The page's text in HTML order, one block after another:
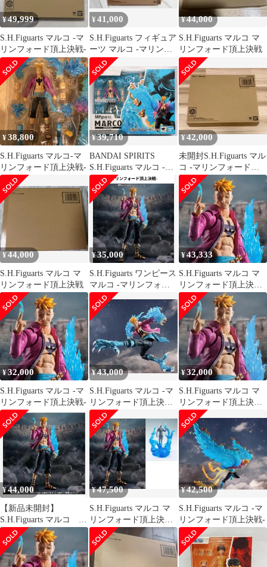
¥ 49,999
S.H.Figuarts マルコ -マ
リンフォード頂上決戦-
¥41,000
S.H.Figuarts フィギュア
ーツ マルコ -マリンフ
ォード頂上決戦-
¥44,000
S.H.Figuarts マルコ マ
リンフォード頂上決戦
¥38,800
S.H.Figuarts マルコ-マ
リンフォード頂上決戦-
¥39,710
BANDAI SPIRITS
S.H.Figuarts マルコ -マ
リンフォード頂上決戦-
¥42,000
未開封S.H.Figuarts マル
コ -マリンフォード頂
上決戦-
¥44,000
S.H.Figuarts マルコ マ
リンフォード頂上決戦
¥35,000
S.H.Figuarts ワンピース
マルコ -マリンフォー
ド頂上決戦-
¥43,333
S.H.Figuarts マルコ マ
リンフォード頂上決戦
SHフィギュアーツ
¥32,000
S.H.Figuarts マルコ -マ
リンフォード頂上決戦-
¥43,000
S.H.Figuarts マルコ -マ
リンフォード頂上決戦-
新品未開封
¥32,000
S.H.Figuarts マルコ マ
リンフォード頂上決戦
フィギュアーツ
¥44,000
【新品未開封】
S.H.Figuarts マルコ マ
リンフォード 頂上決
戦
¥47,500
S.H.Figuarts マルコ マ
リンフォード頂上決戦
魂EFFECT セット
¥42,500
S.H.Figuarts マルコ -マ
リンフォード頂上決戦-